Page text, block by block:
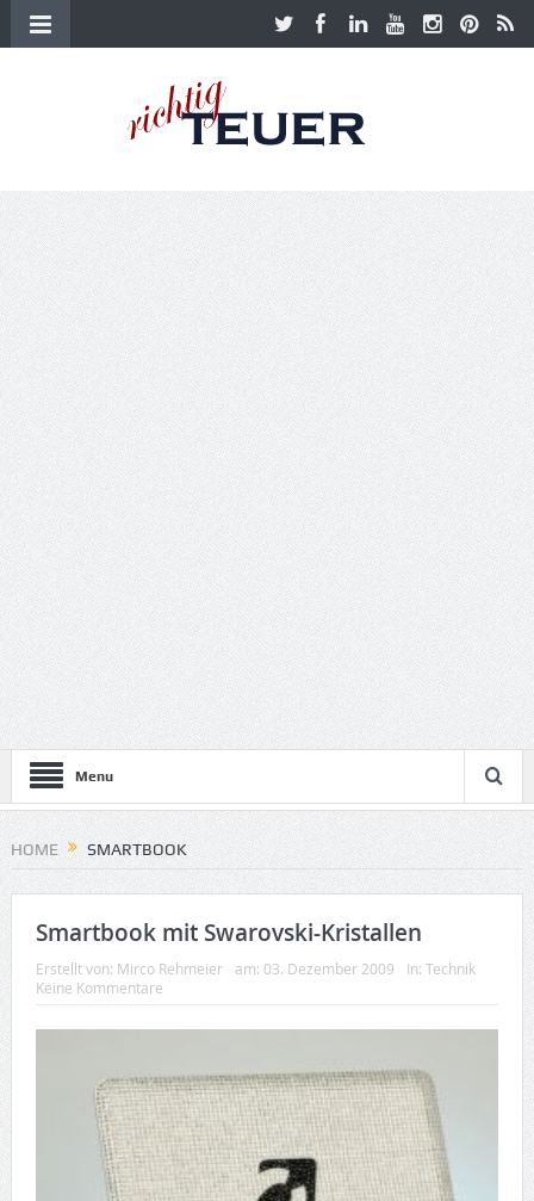
Menu
HOME SMARTBOOK
Smartbook mit Swarovski-Kristallen
Erstellt von: Mirco Rehmeier am: 03. Dezember 2009 In: Technik
Keine Kommentare